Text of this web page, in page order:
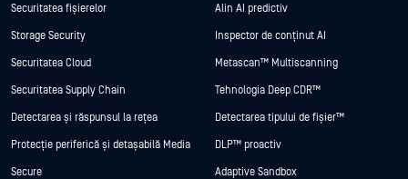
Securitatea fișierelor
Storage Security
Securitatea Cloud
Securitatea Supply Chain
Detectarea și răspunsul la rețea
Protecție periferică și detașabilă Media
Secure
Alin AI predictiv
Inspector de conținut AI
Metascan™ Multiscanning
Tehnologia Deep CDR™
Detectarea tipului de fișier™
DLP™ proactiv
Adaptive Sandbox